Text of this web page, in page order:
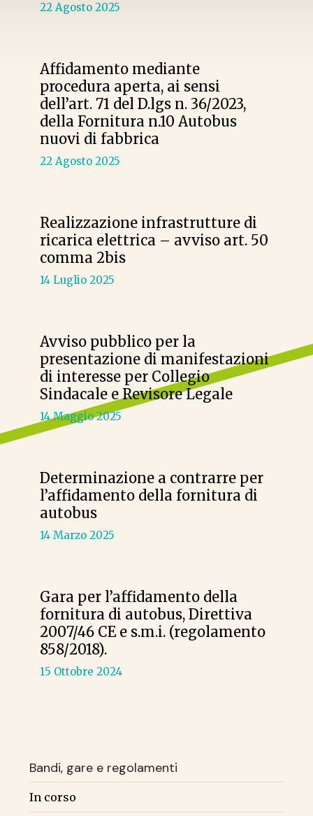
22 Agosto 2025
Affidamento mediante
procedura aperta, ai sensi
dell’art. 71 del D.lgs n. 36/2023,
della Fornitura n.10 Autobus
nuovi di fabbrica
22 Agosto 2025
Realizzazione infrastrutture di
ricarica elettrica – avviso art. 50
comma 2bis
14 Luglio 2025
Avviso pubblico per la
presentazione di manifestazioni
di interesse per Collegio
Sindacale e Revisore Legale
14 Maggio 2025
Determinazione a contrarre per
l’affidamento della fornitura di
autobus
14 Marzo 2025
Gara per l’affidamento della
fornitura di autobus, Direttiva
2007/46 CE e s.m.i. (regolamento
858/2018).
15 Ottobre 2024
Bandi, gare e regolamenti
In corso